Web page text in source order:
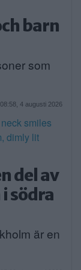
barn
som
4 augusti 2026
del av
södra
är en